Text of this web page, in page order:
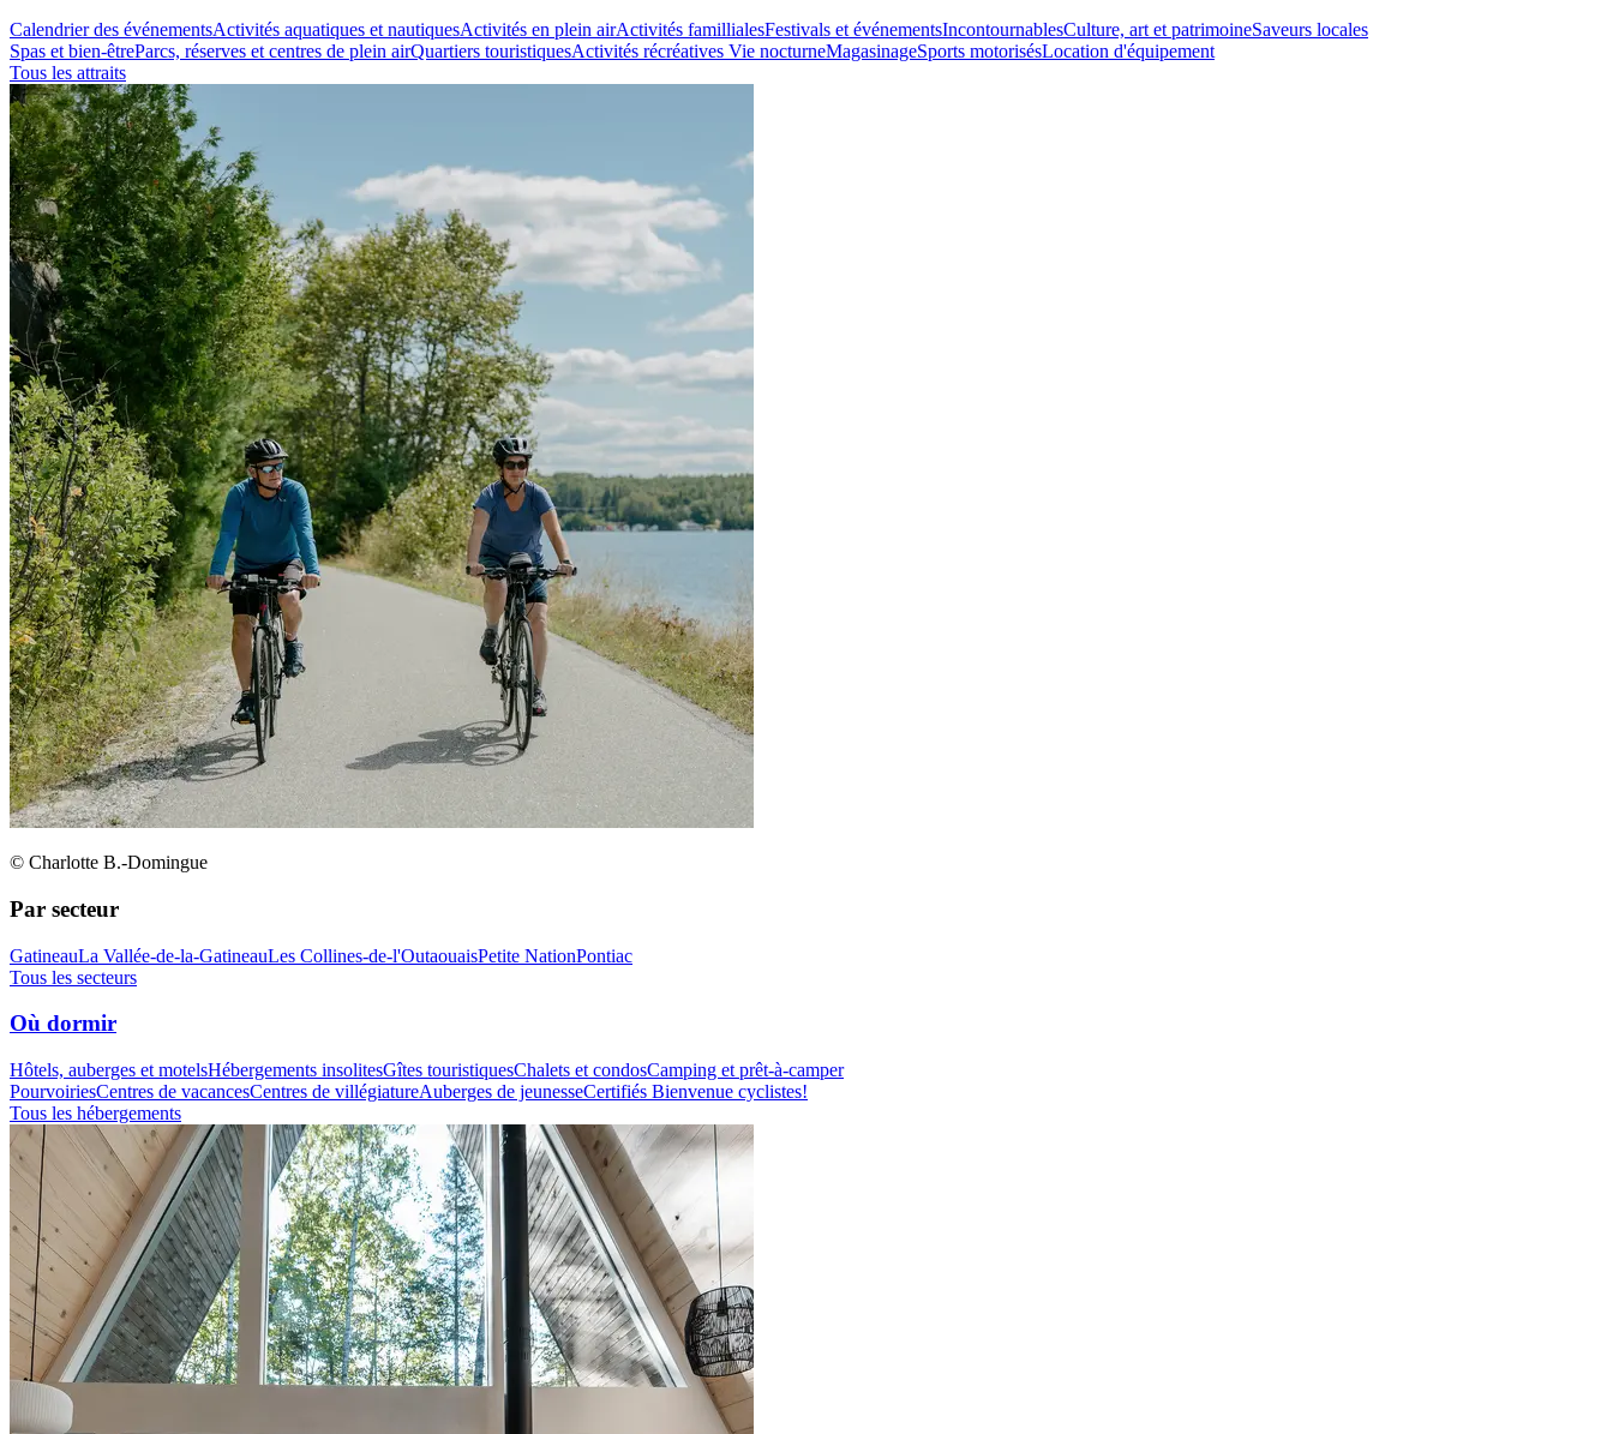
Calendrier des événementsActivités aquatiques et nautiquesActivités en plein airActivités famillialesFestivals et événementsIncontournablesCulture, art et patrimoineSaveurs locales
Spas et bien-êtreParcs, réserves et centres de plein airQuartiers touristiquesActivités récréatives Vie nocturneMagasinageSports motorisésLocation d'équipement
Tous les attraits
© Charlotte B.-Domingue
Par secteur
GatineauLa Vallée-de-la-GatineauLes Collines-de-l'OutaouaisPetite NationPontiac
Tous les secteurs
Où dormir
Hôtels, auberges et motelsHébergements insolitesGîtes touristiquesChalets et condosCamping et prêt-à-camper
PourvoiriesCentres de vacancesCentres de villégiatureAuberges de jeunesseCertifiés Bienvenue cyclistes!
Tous les hébergements